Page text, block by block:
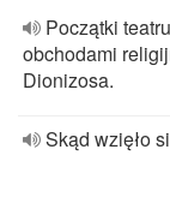
Początki
obchodami
Dionizosa.
Skąd wzięło